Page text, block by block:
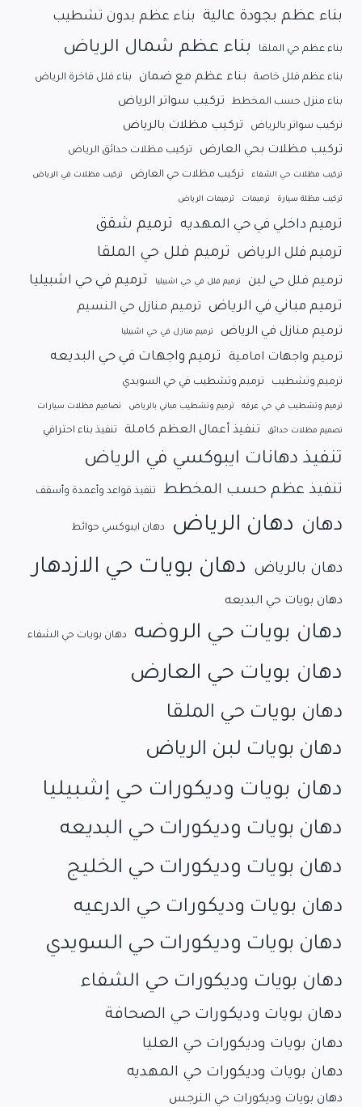
بناء عظم بجودة عالية بناء عظم بدون تشطيب
بناء عظم حي الملقا بناء عظم شمال الرياض
بناء عظم فلل خاصة بناء عظم مع ضمان بناء فلل فاخرة الرياض
بناء منزل حسب المخطط تركيب سواتر الرياض
تركيب سواتر بالرياض
تركيب مظلات بالرياض
تركيب مظلات بحي العارض
تركيب مظلات حدائق الرياض
تركيب مظلات حي الشفاء تركيب مظلات حي العارض تركيب مظلات في الرياض
تركيب مظلة سيارة ترميمات ترميمات الرياض
ترميم داخلي في حي المهديه ترميم شقق
ترميم فلل الرياض ترميم فلل حي الملقا
ترميم فلل حي لبن ترميم فلل في حي اشبيليا
ترميم في حي اشبيليا
ترميم مباني في الرياض
ترميم منازل حي النسيم
ترميم منازل في الرياض
ترميم منازل في حي اشبيليا
ترميم واجهات امامية ترميم واجهات في حي البديعه
ترميم وتشطيب ترميم وتشطيب في حي السويدي
ترميم وتشطيب في حي عرقه ترميم وتشطيب مباني بالرياض تصاميم مظلات سيارات
تصميم مظلات حدائق تنفيذ أعمال العظم كاملة تنفيذ بناء احترافي
تنفيذ دهانات ايبوكسي في الرياض
تنفيذ عظم حسب المخطط تنفيذ قواعد وأعمدة وأسقف
دهان دهان الرياض دهان ايبوكسي حوائط
دهان بالرياض دهان بويات حي الازدهار
دهان بويات حي البديعه
دهان بويات حي الروضه دهان بويات حي الشفاء
دهان بويات حي العارض
دهان بويات حي الملقا
دهان بويات لبن الرياض
دهان بويات وديكورات حي إشبيليا
دهان بويات وديكورات حي البديعه
دهان بويات وديكورات حي الخليج
دهان بويات وديكورات حي الدرعيه
دهان بويات وديكورات حي السويدي
دهان بويات وديكورات حي الشفاء
دهان بويات وديكورات حي الصحافة
دهان بويات وديكورات حي العليا
دهان بويات وديكورات حي المهديه
دهان بويات وديكورات حي النرجس